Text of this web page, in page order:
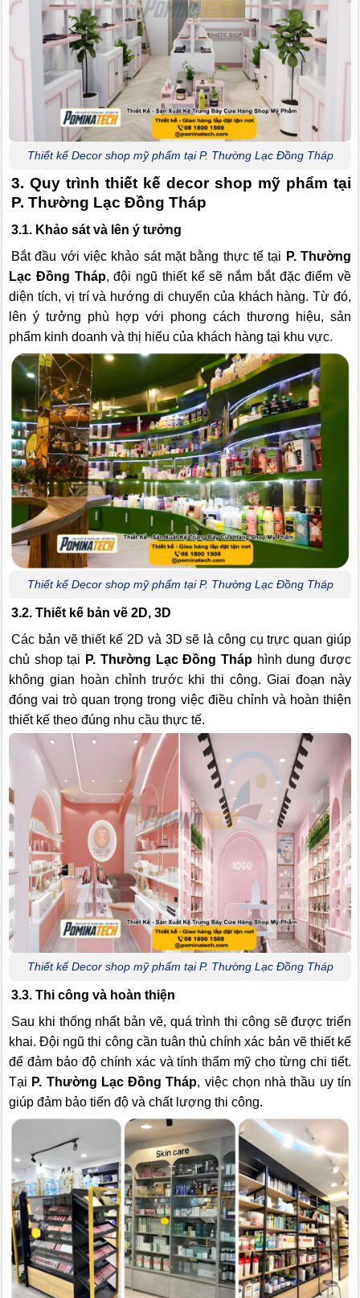
Thiết kế Decor shop mỹ phẩm tại P. Thường Lạc Đồng Tháp
3. Quy trình thiết kế decor shop mỹ phẩm tại
P. Thường Lạc Đồng Tháp
3.1. Khảo sát và lên ý tưởng
Bắt đầu với việc khảo sát mặt bằng thực tế tại P. Thường
Lạc Đồng Tháp, đội ngũ thiết kế sẽ nắm bắt đặc điểm về
diện tích, vị trí và hướng di chuyển của khách hàng. Từ đó,
lên ý tưởng phù hợp với phong cách thương hiệu, sản
phẩm kinh doanh và thị hiếu của khách hàng tại khu vực.
Thiết kế Decor shop mỹ phẩm tại P. Thường Lạc Đồng Tháp
3.2. Thiết kế bản vẽ 2D, 3D
Các bản vẽ thiết kế 2D và 3D sẽ là công cụ trực quan giúp
chủ shop tại P. Thường Lạc Đồng Tháphình dung được
không gian hoàn chỉnh trước khi thi công. Giai đoạn này
đóng vai trò quan trọng trong việc điều chỉnh và hoàn thiện
thiết kế theo đúng nhu cầu thực tế.
Thiết kế Decor shop mỹ phẩm tại P. Thường Lạc Đồng Tháp
3.3. Thi công và hoàn thiện
Sau khi thống nhất bản vẽ, quá trình thi công sẽ được triển
khai. Đội ngũ thi công cần tuân thủ chính xác bản vẽ thiết kế
để đảm bảo độ chính xác và tính thẩm mỹ cho từng chi tiết.
Tại P. Thường Lạc Đồng Tháp, việc chọn nhà thầu uy tín
giúp đảm bảo tiến độ và chất lượng thi công.